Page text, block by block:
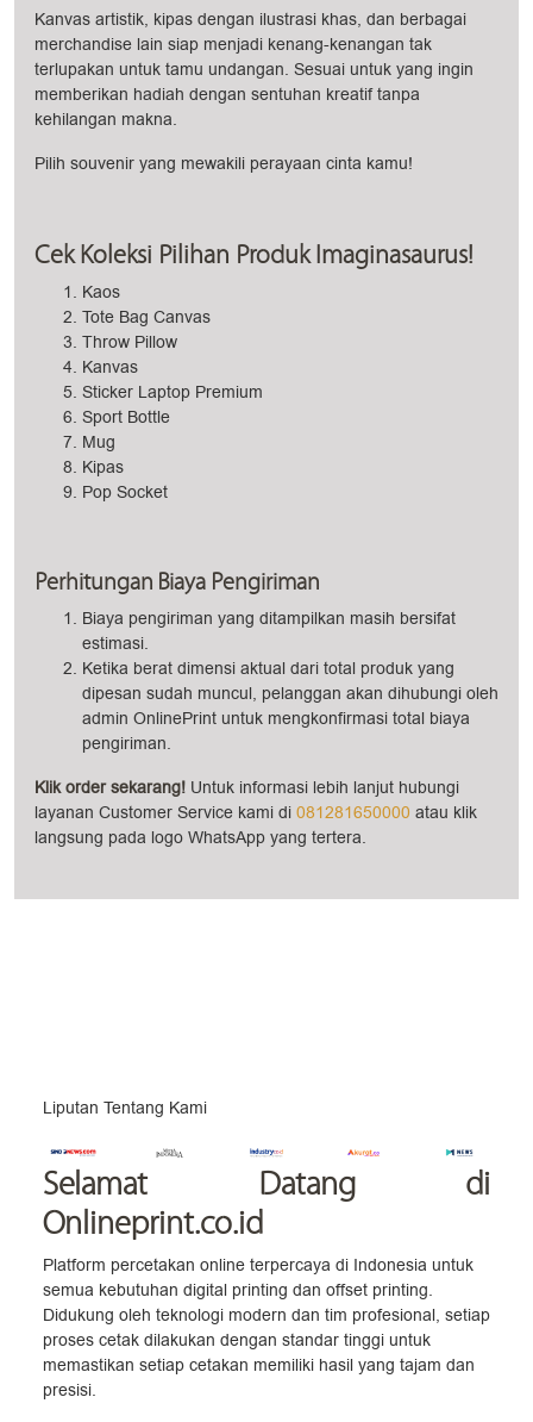
Kanvas artistik, kipas dengan ilustrasi khas, dan berbagai
merchandise lain siap menjadi kenang-kenangan tak
terlupakan untuk tamu undangan. Sesuai untuk yang ingin
memberikan hadiah dengan sentuhan kreatif tanpa
kehilangan makna.
Pilih souvenir yang mewakili perayaan cinta kamu!
Cek Koleksi Pilihan Produk Imaginasaurus!
Kaos
Tote Bag Canvas
Throw Pillow
Kanvas
Sticker Laptop Premium
Sport Bottle
Mug
Kipas
Pop Socket
Perhitungan Biaya Pengiriman
Biaya pengiriman yang ditampilkan masih bersifat
estimasi.
Ketika berat dimensi aktual dari total produk yang
dipesan sudah muncul, pelanggan akan dihubungi oleh
admin OnlinePrint untuk mengkonfirmasi total biaya
pengiriman.
Klik order sekarang! Untuk informasi lebih lanjut hubungi
layanan Customer Service kami di 081281650000 atau klik
langsung pada logo WhatsApp yang tertera.
Liputan Tentang Kami
Selamat Datang di
Onlineprint.co.id
Platform percetakan online terpercaya di Indonesia untuk
semua kebutuhan digital printing dan offset printing.
Didukung oleh teknologi modern dan tim profesional, setiap
proses cetak dilakukan dengan standar tinggi untuk
memastikan setiap cetakan memiliki hasil yang tajam dan
presisi.